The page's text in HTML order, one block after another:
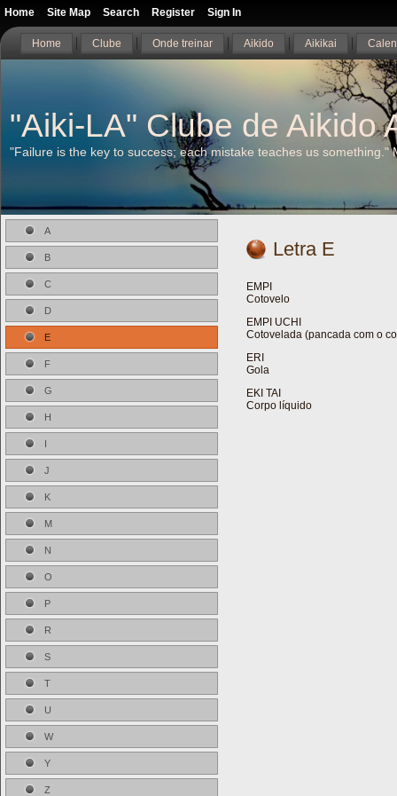
Home Clube Onde treinar Aikido Aikikai
"Aiki-LA" Clube de Aikido
"Failure is the key to success; each mistake teaches us something."
A
B
C
D
E
F
G
H
I
J
K
M
N
O
P
R
S
T
U
W
Y
Z
Letra E
EMPI
Cotovelo
EMPI UCHI
Cotovelada (pancada com o
ERI
Gola
EKI TAI
Corpo líquido
Home Site Map Search Register Sign In